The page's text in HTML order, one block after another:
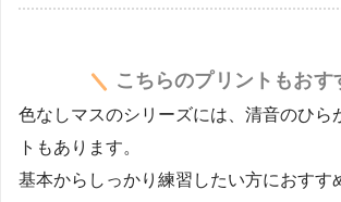
こちらのプリントもおす
色なしマスのシリーズには、清音のひら
トもあります。
基本からしっかり練習したい方におすす